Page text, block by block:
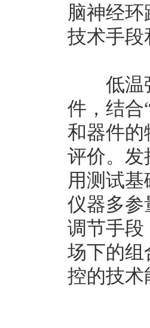
脑神经
技术手
低温强
件，结合
和器件的
评价。发
用测试
仪器多参
调节手段
场下的组
控的技术